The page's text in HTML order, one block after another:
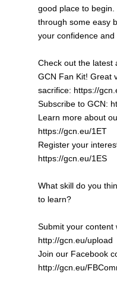
good place to
through some easy
your confidence and
Check out the latest
GCN Fan Kit! Great
sacrifice: https://
Subscribe to GCN:
Learn more about
https://gcn.eu/1ET
Register your
https://gcn.eu/1ES
What skill do you
to learn?
Submit your content
http://gcn.eu/upload
Join our Facebook
http://gcn.eu/